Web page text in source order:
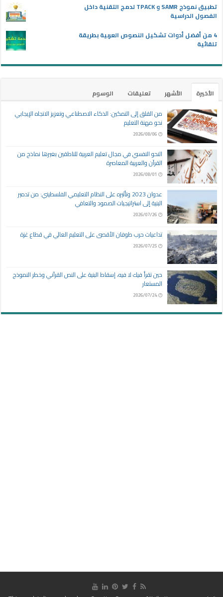
تطبيق نموذج SAMR و TPACK لدمج التقنية داخل
الفصول الدراسية
4 من أفضل أدوات تشكيل النصوص العربية بطريقة
تلقائية
الأخيرة الأشهر تعليقات
الوسوم
من القلق إلى التمكين: الذكاء الاصطناعي وتعزيز الاتجاه الإيجابي
نحو مهنة التعليم
2026/08/06
النحو النفسي في مجال تعليم العربية للناطقين بغيرها نماذج من
القرآن والعربية المعاصرة
2026/08/01
عدوان 2023 وتأثيره على النظام التعليمي الفلسطيني: من تدمير
البنية إلى استراتيجيات الصمود والتعافي
2026/07/26
تداعيات حرب طوفان الأقصى على التعليم العالي في قطاع غزة
2026/07/25
حين تقرأ فيك لا فيه، إسقاط البنية على النص القرآني وخطر النموذج
المستعار
2026/07/24